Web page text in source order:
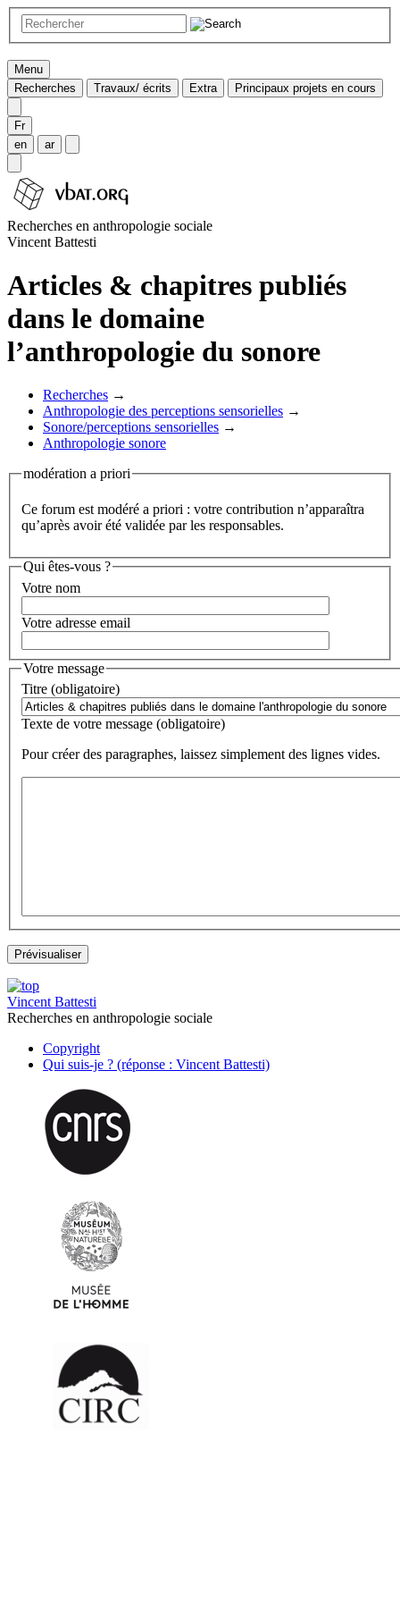
Menu
Recherches
Travaux/ écrits Extra Principaux projets en cours
Fr
en
ar
Recherches en anthropologie sociale
Vincent Battesti
Articles & chapitres publiés
dans le domaine
l’anthropologie du sonore
Recherches →
Anthropologie des perceptions sensorielles →
Sonore/perceptions sensorielles →
Anthropologie sonore
modération a priori
Ce forum est modéré a priori : votre contribution n’apparaîtra
qu’après avoir été validée par les responsables.
Qui êtes-vous ?
Votre nom
Votre adresse email
Votre message
Titre (obligatoire)
Texte de votre message (obligatoire)
Pour créer des paragraphes, laissez simplement des lignes vides.
Vincent Battesti
Recherches en anthropologie sociale
Copyright
Qui suis-je ? (réponse : Vincent Battesti)